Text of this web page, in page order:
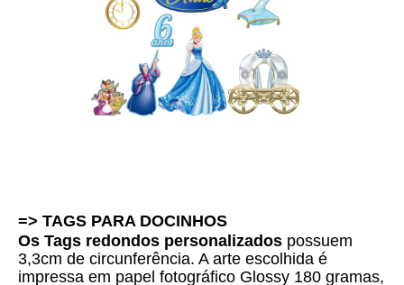
=> TAGS PARA DOCINHOS
Os Tags redondos personalizados possuem
3,3cm de circunferência. A arte escolhida é
impressa em papel fotográfico Glossy 180 gramas,